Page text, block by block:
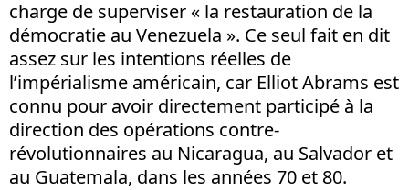
charge de superviser « la restauration de la
démocratie au Venezuela ». Ce seul fait en dit
assez sur les intentions réelles de
l’impérialisme américain, car Elliot Abrams est
connu pour avoir directement participé à la
direction des opérations contre-
révolutionnaires au Nicaragua, au Salvador et
au Guatemala, dans les années 70 et 80.